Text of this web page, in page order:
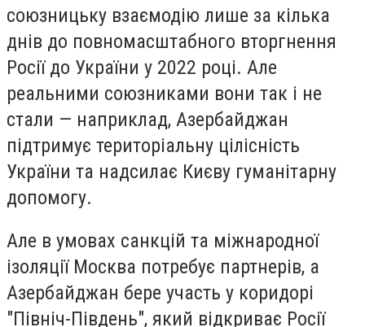
союзницьку взаємодію лише за кілька
днів до повномасштабного вторгнення
Росії до України у 2022 році. Але
реальними союзниками вони так і не
стали — наприклад, Азербайджан
підтримує територіальну цілісність
України та надсилає Києву гуманітарну
допомогу.
Але в умовах санкцій та міжнародної
ізоляції Москва потребує партнерів, а
Азербайджан бере участь у коридорі
"Північ-Південь", який відкриває Росії